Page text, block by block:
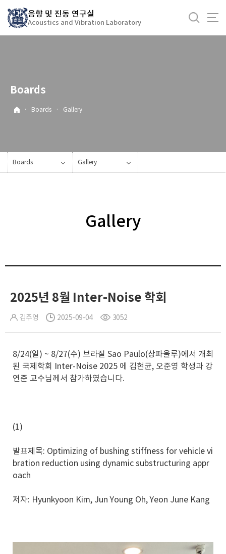
음향 및 진동 연구실
Acoustics and Vibration Laboratory
Boards
· Boards · Gallery
Boards Gallery
Gallery
2025년 8월 Inter-Noise 학회
김주영 2025-09-04 3052
8/24(일) ~ 8/27(수) 브라질 Sao Paulo(상파울루)에서 개최
된 국제학회 Inter-Noise 2025 에 김현균, 오준영 학생과 강
연준 교수님께서 참가하였습니다.
(1)
발표제목: Optimizing of bushing stiffness for vehicle vi
bration reduction using dynamic substructuring appr
oach
저자: Hyunkyoon Kim, Jun Young Oh, Yeon June Kang